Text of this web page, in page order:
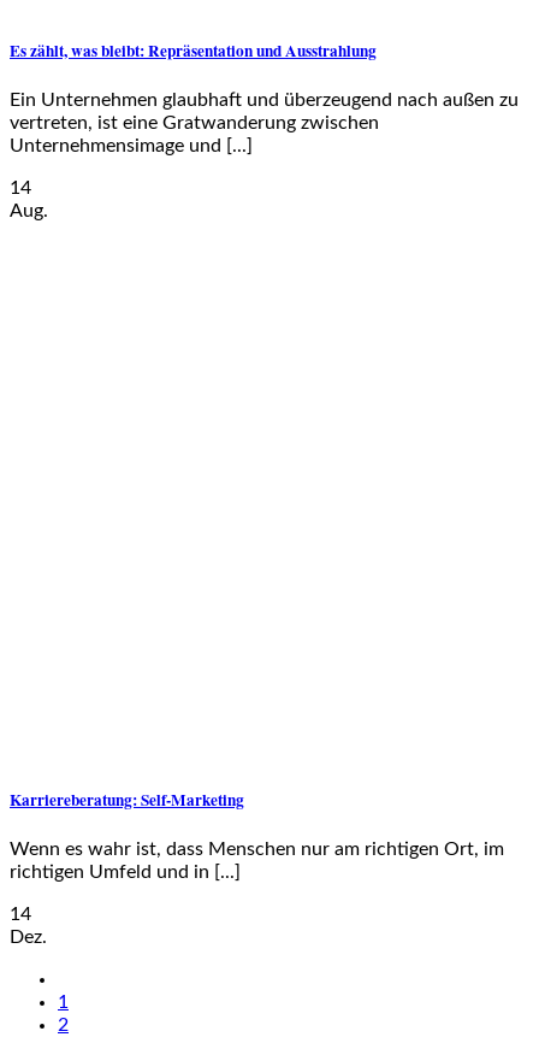
Es zählt, was bleibt: Repräsentation und Ausstrahlung
Ein Unternehmen glaubhaft und überzeugend nach außen zu
vertreten, ist eine Gratwanderung zwischen
Unternehmensimage und [...]
14
Aug.
Karriereberatung: Self-Marketing
Wenn es wahr ist, dass Menschen nur am richtigen Ort, im
richtigen Umfeld und in [...]
14
Dez.
1
2